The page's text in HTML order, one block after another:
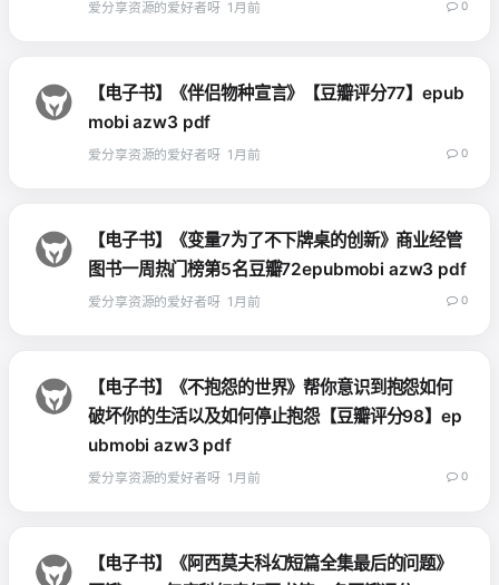
爱分享资源的爱好者呀 1月前 0
【电子书】《伴侣物种宣言》【豆瓣评分77】epub
mobi azw3 pdf
爱分享资源的爱好者呀 1月前 0
【电子书】《变量7为了不下牌桌的创新》商业经管
图书一周热门榜第5名豆瓣72epubmobi azw3 pdf
爱分享资源的爱好者呀 1月前 0
【电子书】《不抱怨的世界》帮你意识到抱怨如何
破坏你的生活以及如何停止抱怨【豆瓣评分98】ep
ubmobi azw3 pdf
爱分享资源的爱好者呀 1月前 0
【电子书】《阿西莫夫科幻短篇全集最后的问题》